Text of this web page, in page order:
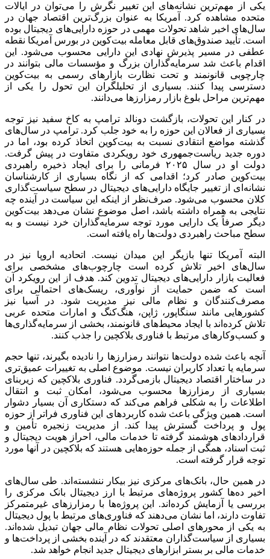
یکی از مهم‌ترین نشانه‌های این تغییر نگرش را می‌توان در ایالات
متحده مشاهده کرد. آمریکا به عنوان بزرگ‌ترین اقتصاد جهان در
سال‌های اخیر شاهد تحولات مهمی در حوزه دارایی‌های دیجیتال بوده
است. تأیید صندوق‌های قابل معامله بیت‌کوین در بورس آمریکا نقطه
عطفی در مسیر پذیرش نهادی این دارایی محسوب می‌شود. این
اقدام باعث شد سرمایه‌گذاران بزرگ و مؤسسات مالی بتوانند در
چارچوبی قانونمند و تحت نظارت بازارهای رسمی به بیت‌کوین
دسترسی پیدا کنند. بسیاری از تحلیلگران این تحول را یکی از
مهم‌ترین مراحل بلوغ بازار رمزارزها می‌دانند.
در کنار این تحولات، بازگشت دونالد ترامپ به کاخ سفید نیز توجه
بسیاری از فعالان این حوزه را به خود جلب کرد. ترامپ در سال‌های
گذشته مواضع انتقادی نسبت به بیت‌کوین اتخاذ کرده بود، اما در
دوره جدید ریاست‌جمهوری خود رویکردی متفاوت در پیش گرفت.
دولت او در سال ۲۰۲۵ فرمانی را برای ایجاد ذخیره راهبردی
بیت‌کوین صادر کرد؛ اقدامی که از نگاه بسیاری از کارشناسان
نشانه‌ای از تغییر جایگاه دارایی‌های دیجیتال در سطح سیاست‌گذاری
کلان محسوب می‌شود. صرف‌نظر از اینکه این سیاست در آینده چه
نتایجی به همراه داشته باشد، اصل موضوع نشان می‌دهد بیت‌کوین
دیگر صرفاً یک دارایی مورد توجه سرمایه‌گذاران خرد نیست و به
سطح مباحث راهبردی دولت‌ها راه یافته است.
البته آمریکا تنها بازیگر این میدان نیست. اتحادیه اروپا نیز در
سال‌های اخیر تلاش کرده است چارچوب‌های مشخصی برای
فعالیت بازار دارایی‌های دیجیتال تدوین کند. هدف از این رویکرد آن
است که ضمن حمایت از نوآوری، ریسک‌های احتمالی برای
مصرف‌کنندگان و نظام مالی نیز مدیریت شود. در آسیا نیز
کشورهایی مانند سنگاپور، ژاپن، هنگ‌کنگ و امارات متحده عربی
تلاش کرده‌اند با ایجاد محیط‌های قانونمند، بخشی از سرمایه‌گذاری‌ها
و کسب‌وکارهای مرتبط با فناوری بلاکچین را جذب کنند.
آنچه باعث شده دولت‌ها نتوانند رمزارزها را نادیده بگیرند، تنها حجم
سرمایه یا تعداد کاربران نیست. موضوع اصلی به تغییرات عمیق‌تری
در ساختار اقتصاد دیجیتال بازمی‌گردد. فناوری بلاکچین که زیربنای
بسیاری از رمزارزها محسوب می‌شود، امکان ثبت و انتقال
اطلاعات را به شکلی فراهم می‌کند که دستکاری آن بسیار دشوار
است. همین ویژگی باعث شده کاربردهای این فناوری فراتر از حوزه
پول و پرداخت گسترش پیدا کند. از مدیریت زنجیره تأمین و
قراردادهای هوشمند گرفته تا خدمات مالی، احراز هویت دیجیتال و
ثبت اسناد، همگی از جمله حوزه‌هایی هستند که بلاکچین در آنها مورد
توجه قرار گرفته است.
در همین حال، بانک‌های مرکزی نیز بیکار ننشسته‌اند. طی سال‌های
اخیر ده‌ها کشور پروژه‌های مرتبط با ارز دیجیتال بانک مرکزی را
بررسی یا آزمایش کرده‌اند. این پروژه‌ها با رمزارزهای غیرمتمرکز
تفاوت دارند، اما نشان می‌دهند که فناوری‌های مرتبط با پول دیجیتال
به یکی از محورهای اصلی تحولات نظام مالی جهان تبدیل شده‌اند.
بسیاری از سیاست‌گذاران معتقدند که در آینده بخشی از پرداخت‌ها و
خدمات مالی بر بستر ابزارهای دیجیتال جدید انجام خواهد شد.